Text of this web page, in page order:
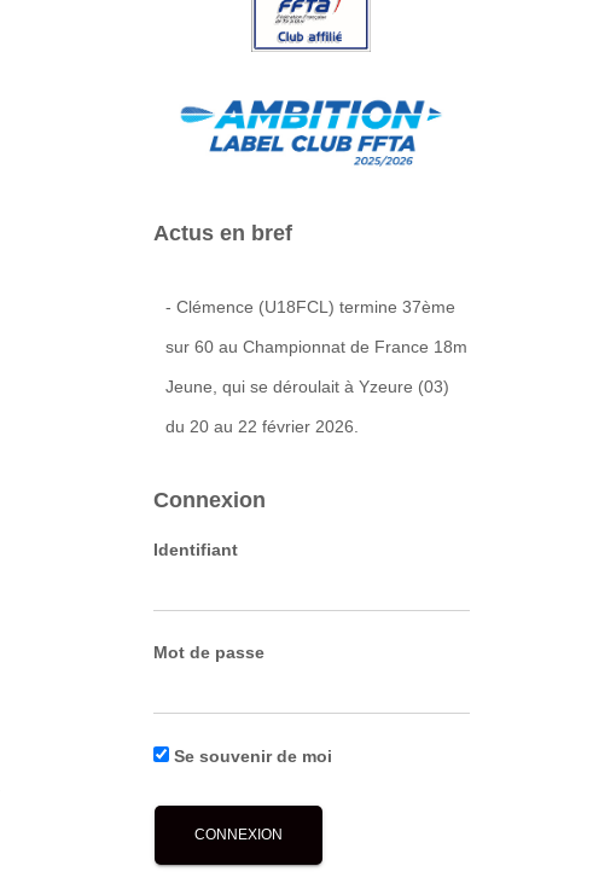
Actus en bref
- Clémence (U18FCL) termine 37ème
sur 60 au Championnat de France 18m
Jeune, qui se déroulait à Yzeure (03)
du 20 au 22 février 2026.
Connexion
Identifiant
Mot de passe
Se souvenir de moi